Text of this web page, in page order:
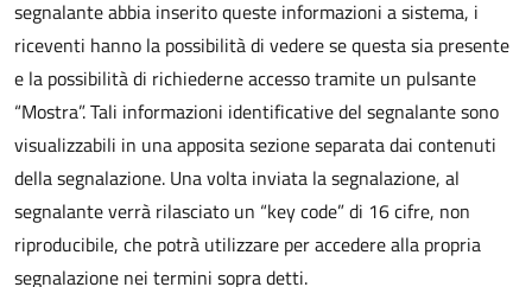
segnalante abbia inserito queste informazioni a sistema, i
riceventi hanno la possibilità di vedere se questa sia presente
e la possibilità di richiederne accesso tramite un pulsante
“Mostra”. Tali informazioni identificative del segnalante sono
visualizzabili in una apposita sezione separata dai contenuti
della segnalazione. Una volta inviata la segnalazione, al
segnalante verrà rilasciato un “key code” di 16 cifre, non
riproducibile, che potrà utilizzare per accedere alla propria
segnalazione nei termini sopra detti.